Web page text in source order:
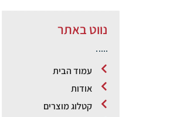
נווט באתר
עמוד הבית
אודות
קטלוג מוצרים